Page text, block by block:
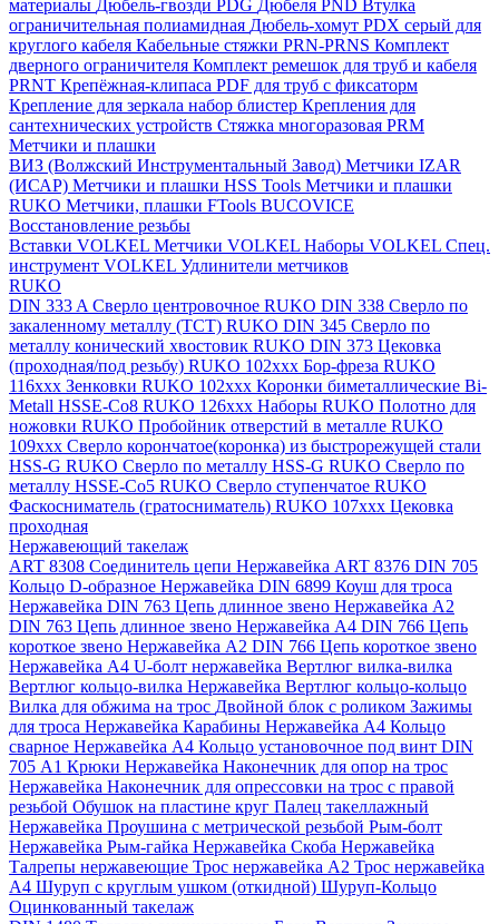
материалы Дюбель-гвозди PDG Дюбеля PND Втулка
ограничительная полиамидная Дюбель-хомут PDX серый для
круглого кабеля Кабельные стяжки PRN-PRNS Комплект
дверного ограничителя Комплект ремешок для труб и кабеля
PRNT Крепёжная-клипаса PDF для труб с фиксаторм
Крепление для зеркала набор блистер Крепления для
сантехнических устройств Стяжка многоразовая PRM
Метчики и плашки
ВИЗ (Волжский Инструментальный Завод) Метчики IZAR
(ИСАР) Метчики и плашки HSS Tools Метчики и плашки
RUKO Метчики, плашки FTools BUCOVICE
Восстановление резьбы
Вставки VOLKEL Метчики VOLKEL Наборы VOLKEL Спец.
инструмент VOLKEL Удлинители метчиков
RUKO
DIN 333 A Сверло центровочное RUKO DIN 338 Сверло по
закаленному металлу (ТСТ) RUKO DIN 345 Сверло по
металлу конический хвостовик RUKO DIN 373 Цековка
(проходная/под резьбу) RUKO 102xxx Бор-фреза RUKO
116xxx Зенковки RUKO 102xxx Коронки биметаллические Bi-
Metall HSSE-Co8 RUKO 126ххх Наборы RUKO Полотно для
ножовки RUKO Пробойник отверстий в металле RUKO
109ххх Сверло корончатое(коронка) из быстрорежущей стали
HSS-G RUKO Сверло по металлу HSS-G RUKO Сверло по
металлу HSSE-Co5 RUKO Сверло ступенчатое RUKO
Фаскосниматель (гратосниматель) RUKO 107xxx Цековка
проходная
Нержавеющий такелаж
ART 8308 Соединитель цепи Нержавейка ART 8376 DIN 705
Кольцо D-образное Нержавейка DIN 6899 Коуш для троса
Нержавейка DIN 763 Цепь длинное звено Нержавейка A2
DIN 763 Цепь длинное звено Нержавейка A4 DIN 766 Цепь
короткое звено Нержавейка A2 DIN 766 Цепь короткое звено
Нержавейка А4 U-болт нержавейка Вертлюг вилка-вилка
Вертлюг кольцо-вилка Нержавейка Вертлюг кольцо-кольцо
Вилка для обжима на трос Двойной блок с роликом Зажимы
для троса Нержавейка Карабины Нержавейка А4 Кольцо
сварное Нержавейка A4 Кольцо установочное под винт DIN
705 А1 Крюки Нержавейка Наконечник для опор на трос
Нержавейка Наконечник для опрессовки на трос с правой
резьбой Обушок на пластине круг Палец такеллажный
Нержавейка Проушина с метрической резьбой Рым-болт
Нержавейка Рым-гайка Нержавейка Скоба Нержавейка
Талрепы нержавеющие Трос нержавейка А2 Трос нержавейка
А4 Шуруп с круглым ушком (откидной) Шуруп-Кольцо
Оцинкованный такелаж